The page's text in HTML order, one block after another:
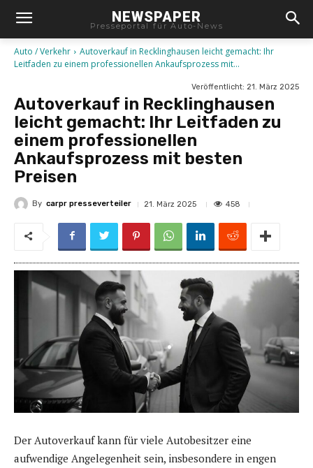
NEWSPAPER
Presseportal für Auto-News
Auto / Verkehr
Autoverkauf in Recklinghausen leicht gemacht: Ihr
Leitfaden zu einem professionellen Ankaufsprozess mit...
Veröffentlicht: 21. März 2025
Autoverkauf in Recklinghausen
leicht gemacht: Ihr Leitfaden zu
einem professionellen
Ankaufsprozess mit besten
Preisen
By carpr presseverteiler 21. März 2025 458
Der Autoverkauf kann für viele Autobesitzer eine
aufwendige Angelegenheit sein, insbesondere in engen